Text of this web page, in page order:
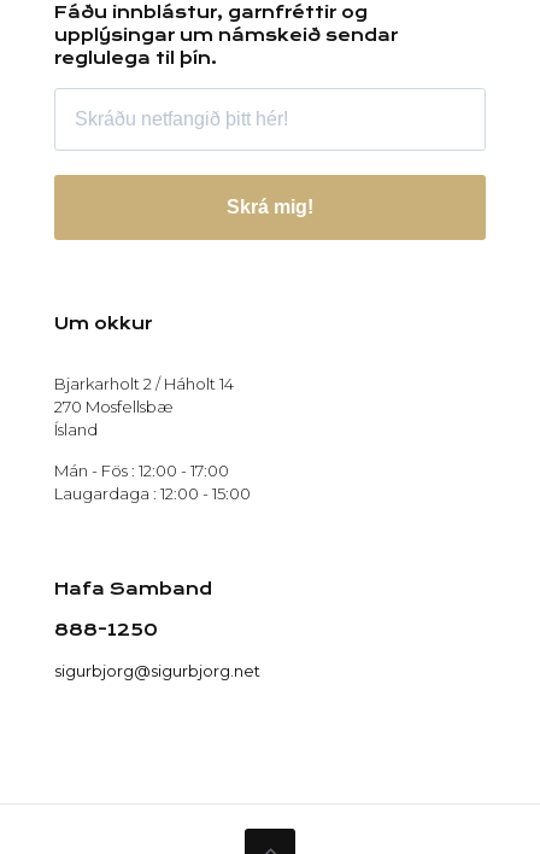
Fáðu innblástur, garnfréttir og
upplýsingar um námskeið sendar
reglulega til þín.
Skrá mig!
Um okkur
Bjarkarholt 2 / Háholt 14
270 Mosfellsbæ
Ísland
Mán - Fös : 12:00 - 17:00
Laugardaga : 12:00 - 15:00
Hafa Samband
888-1250
sigurbjorg@sigurbjorg.net